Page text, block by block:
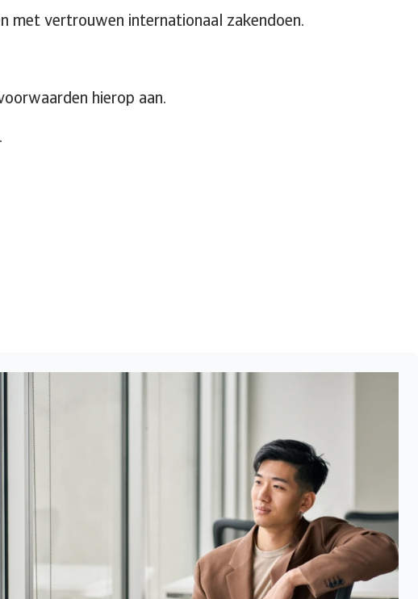
met vertrouwen internationaal zakendoen.
hierop aan.